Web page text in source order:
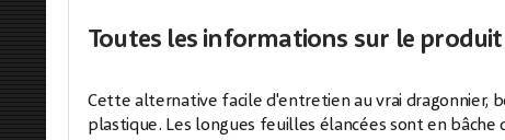
Toutes les informations sur le produit
Cette alternative facile d'entretien au vrai dragonnier,
plastique. Les longues feuilles élancées sont en